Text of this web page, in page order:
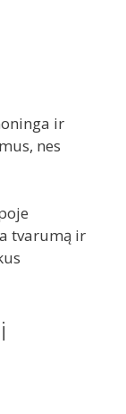
ir
nes
tvarumą ir